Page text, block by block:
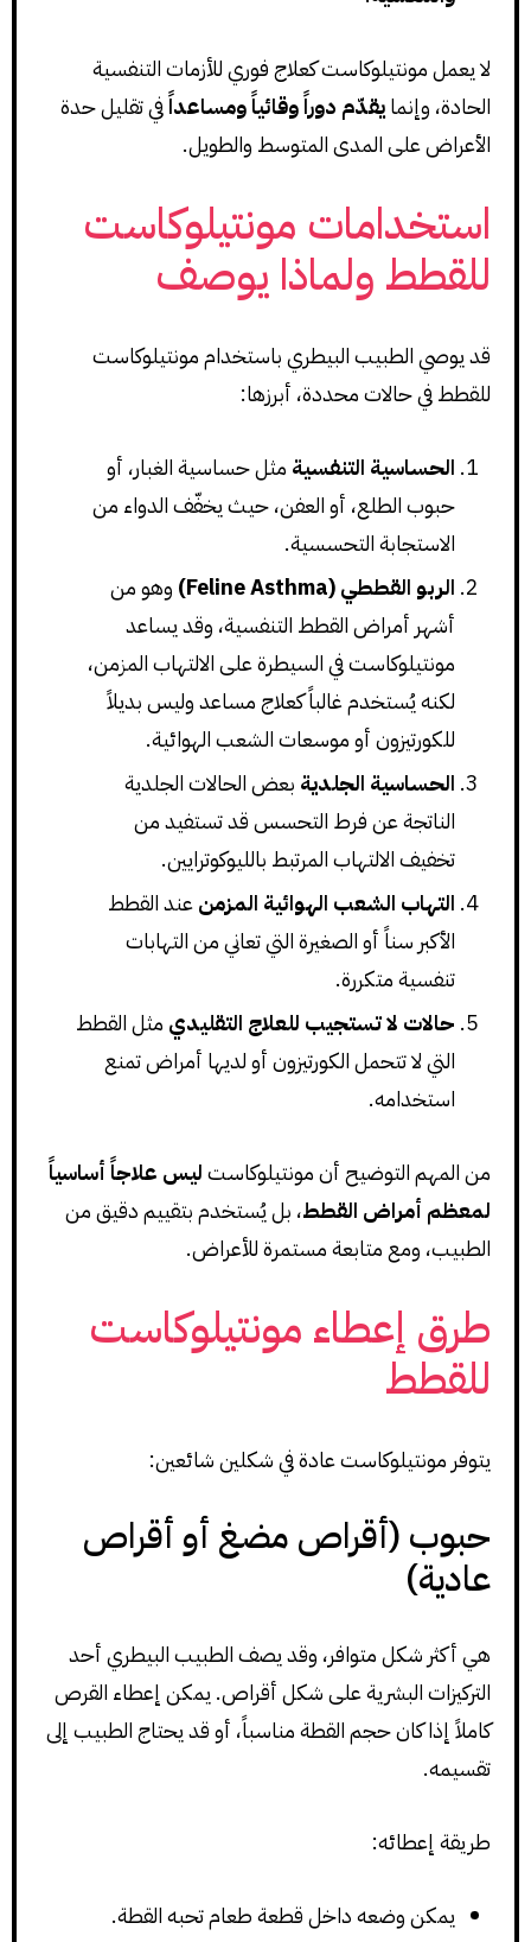
لا يعمل مونتيلوكاست كعلاج فوري للأزمات التنفسية
الحادة، وإنمايقدّم دوراً وقائياً ومساعداًفي تقليل حدة
الأعراض على المدى المتوسط والطويل.
استخدامات مونتيلوكاست
للقطط ولماذا يوصف
قد يوصي الطبيب البيطري باستخدام مونتيلوكاست
للقطط في حالات محددة، أبرزها:
الحساسية التنفسية مثل حساسية الغبار، أو
حبوب الطلع، أو العفن، حيث يخفّف الدواء من
الاستجابة التحسسية.
الربو القططي (Feline Asthma)
وهو من
أشهر أمراض القطط التنفسية، وقد يساعد
مونتيلوكاست في السيطرة على الالتهاب المزمن،
لكنه يُستخدم غالباً كعلاج مساعد وليس بديلاً
للكورتيزون أو موسعات الشعب الهوائية.
الحساسية الجلدية بعض الحالات الجلدية
الناتجة عن فرط التحسس قد تستفيد من
تخفيف الالتهاب المرتبط بالليوكوترايين.
التهاب الشعب الهوائية المزمنعند القطط
الأكبر سناً أو الصغيرة التي تعاني من التهابات
تنفسية متكررة.
حالات لا تستجيب للعلاج التقليدي مثل القطط
التي لا تتحمل الكورتيزون أو لديها أمراض تمنع
استخدامه.
من المهم التوضيح أن مونتيلوكاستليس علاجاً أساسياً
لمعظم أمراض القطط، بل يُستخدم بتقييم دقيق من
الطبيب، ومع متابعة مستمرة للأعراض.
طرق إعطاء مونتيلوكاست
للقطط
يتوفر مونتيلوكاست عادة في شكلين شائعين:
حبوب (أقراص مضغ أو أقراص
عادية)
هي أكثر شكل متوافر، وقد يصف الطبيب البيطري أحد
التركيزات البشرية على شكل أقراص. يمكن إعطاء القرص
كاملاً إذا كان حجم القطة مناسباً، أو قد يحتاج الطبيب إلى
تقسيمه.
طريقة إعطائه:
يمكن وضعه داخل قطعة طعام تحبه القطة.